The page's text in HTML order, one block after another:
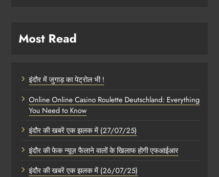
Most Read
इंदौर में जुगाड़ का पेट्रोल भी !
Online Online Casino Roulette Deutschland: Everything
You Need to Know
इंदौर की खबरें एक झलक में (27/07/25)
इंदौर की फेक न्यूज़ फैलाने वालों के खिलाफ होगी एफआईआर
इंदौर की खबरें एक झलक में (26/07/25)